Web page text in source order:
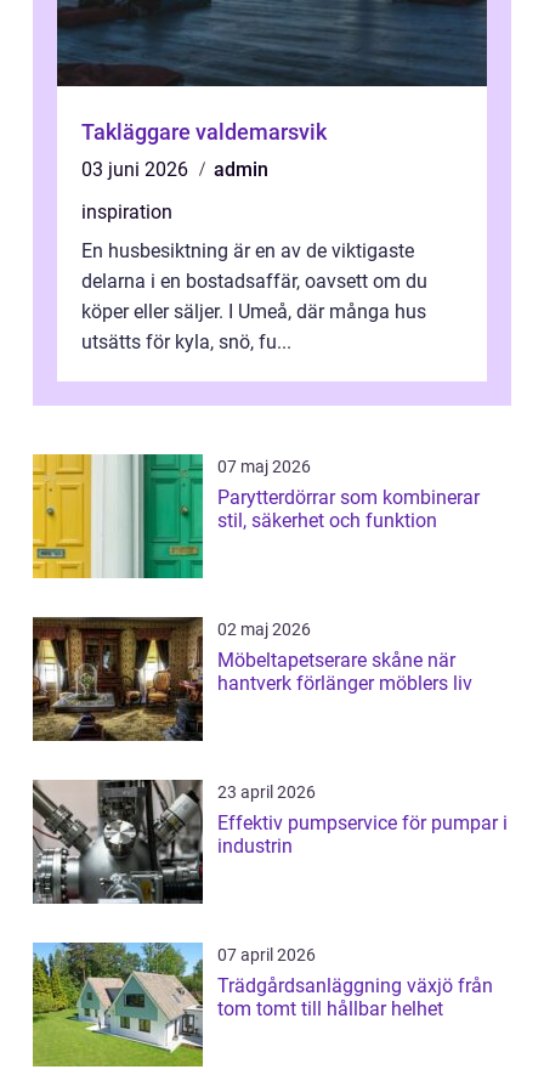
Takläggare valdemarsvik
03 juni 2026
admin
inspiration
En husbesiktning är en av de viktigaste
delarna i en bostadsaffär, oavsett om du
köper eller säljer. I Umeå, där många hus
utsätts för kyla, snö, fu...
07 maj 2026
Parytterdörrar som kombinerar
stil, säkerhet och funktion
02 maj 2026
Möbeltapetserare skåne när
hantverk förlänger möblers liv
23 april 2026
Effektiv pumpservice för pumpar i
industrin
07 april 2026
Trädgårdsanläggning växjö från
tom tomt till hållbar helhet